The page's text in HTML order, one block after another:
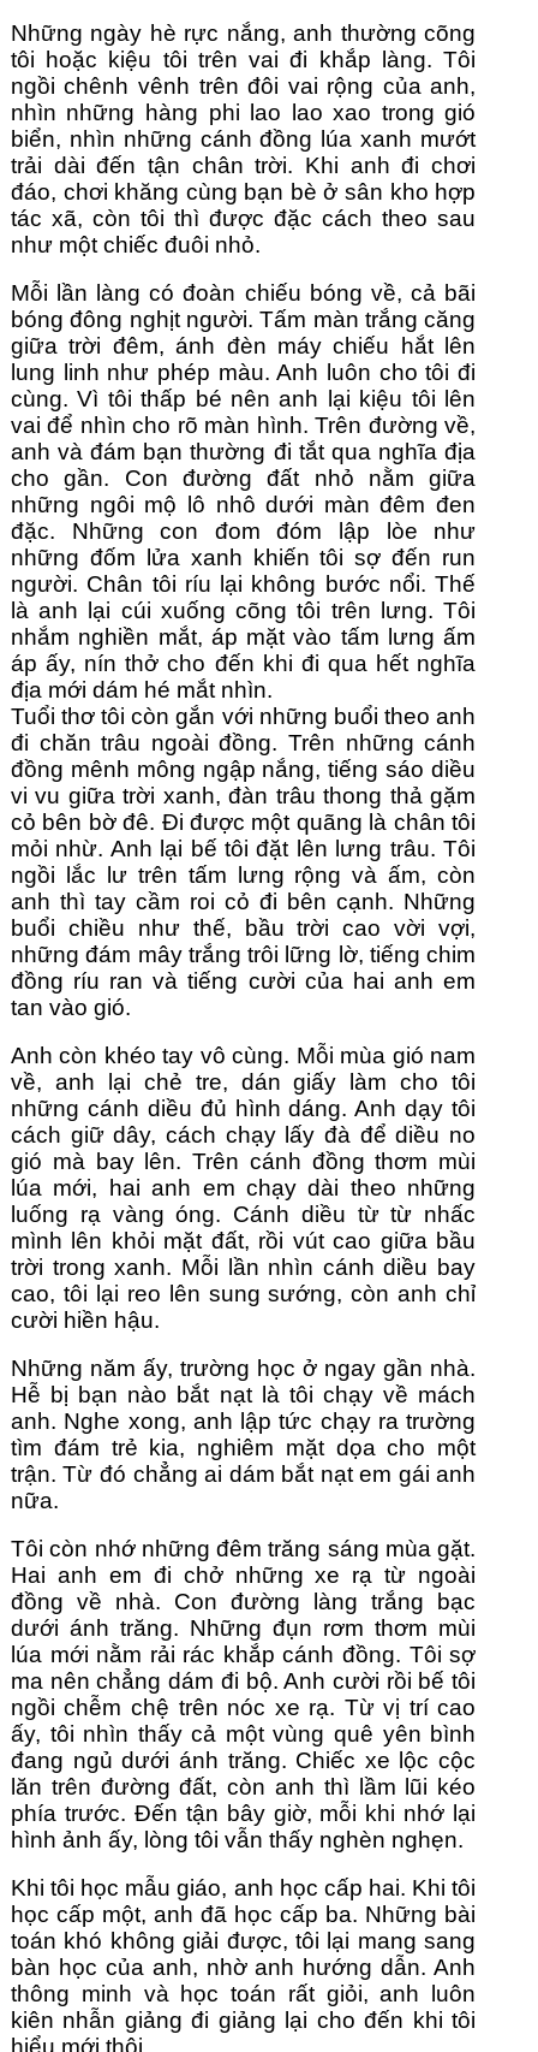
Những ngày hè rực nắng, anh thường cõng
tôi hoặc kiệu tôi trên vai đi khắp làng. Tôi
ngồi chênh vênh trên đôi vai rộng của anh,
nhìn những hàng phi lao lao xao trong gió
biển, nhìn những cánh đồng lúa xanh mướt
trải dài đến tận chân trời. Khi anh đi chơi
đáo, chơi khăng cùng bạn bè ở sân kho hợp
tác xã, còn tôi thì được đặc cách theo sau
như một chiếc đuôi nhỏ.
Mỗi lần làng có đoàn chiếu bóng về, cả bãi
bóng đông nghịt người. Tấm màn trắng căng
giữa trời đêm, ánh đèn máy chiếu hắt lên
lung linh như phép màu. Anh luôn cho tôi đi
cùng. Vì tôi thấp bé nên anh lại kiệu tôi lên
vai để nhìn cho rõ màn hình. Trên đường về,
anh và đám bạn thường đi tắt qua nghĩa địa
cho gần. Con đường đất nhỏ nằm giữa
những ngôi mộ lô nhô dưới màn đêm đen
đặc. Những con đom đóm lập lòe như
những đốm lửa xanh khiến tôi sợ đến run
người. Chân tôi ríu lại không bước nổi. Thế
là anh lại cúi xuống cõng tôi trên lưng. Tôi
nhắm nghiền mắt, áp mặt vào tấm lưng ấm
áp ấy, nín thở cho đến khi đi qua hết nghĩa
địa mới dám hé mắt nhìn.
Tuổi thơ tôi còn gắn với những buổi theo anh
đi chăn trâu ngoài đồng. Trên những cánh
đồng mênh mông ngập nắng, tiếng sáo diều
vi vu giữa trời xanh, đàn trâu thong thả gặm
cỏ bên bờ đê. Đi được một quãng là chân tôi
mỏi nhừ. Anh lại bế tôi đặt lên lưng trâu. Tôi
ngồi lắc lư trên tấm lưng rộng và ấm, còn
anh thì tay cầm roi cỏ đi bên cạnh. Những
buổi chiều như thế, bầu trời cao vời vợi,
những đám mây trắng trôi lững lờ, tiếng chim
đồng ríu ran và tiếng cười của hai anh em
tan vào gió.
Anh còn khéo tay vô cùng. Mỗi mùa gió nam
về, anh lại chẻ tre, dán giấy làm cho tôi
những cánh diều đủ hình dáng. Anh dạy tôi
cách giữ dây, cách chạy lấy đà để diều no
gió mà bay lên. Trên cánh đồng thơm mùi
lúa mới, hai anh em chạy dài theo những
luống rạ vàng óng. Cánh diều từ từ nhấc
mình lên khỏi mặt đất, rồi vút cao giữa bầu
trời trong xanh. Mỗi lần nhìn cánh diều bay
cao, tôi lại reo lên sung sướng, còn anh chỉ
cười hiền hậu.
Những năm ấy, trường học ở ngay gần nhà.
Hễ bị bạn nào bắt nạt là tôi chạy về mách
anh. Nghe xong, anh lập tức chạy ra trường
tìm đám trẻ kia, nghiêm mặt dọa cho một
trận. Từ đó chẳng ai dám bắt nạt em gái anh
nữa.
Tôi còn nhớ những đêm trăng sáng mùa gặt.
Hai anh em đi chở những xe rạ từ ngoài
đồng về nhà. Con đường làng trắng bạc
dưới ánh trăng. Những đụn rơm thơm mùi
lúa mới nằm rải rác khắp cánh đồng. Tôi sợ
ma nên chẳng dám đi bộ. Anh cười rồi bế tôi
ngồi chễm chệ trên nóc xe rạ. Từ vị trí cao
ấy, tôi nhìn thấy cả một vùng quê yên bình
đang ngủ dưới ánh trăng. Chiếc xe lộc cộc
lăn trên đường đất, còn anh thì lầm lũi kéo
phía trước. Đến tận bây giờ, mỗi khi nhớ lại
hình ảnh ấy, lòng tôi vẫn thấy nghèn nghẹn.
Khi tôi học mẫu giáo, anh học cấp hai. Khi tôi
học cấp một, anh đã học cấp ba. Những bài
toán khó không giải được, tôi lại mang sang
bàn học của anh, nhờ anh hướng dẫn. Anh
thông minh và học toán rất giỏi, anh luôn
kiên nhẫn giảng đi giảng lại cho đến khi tôi